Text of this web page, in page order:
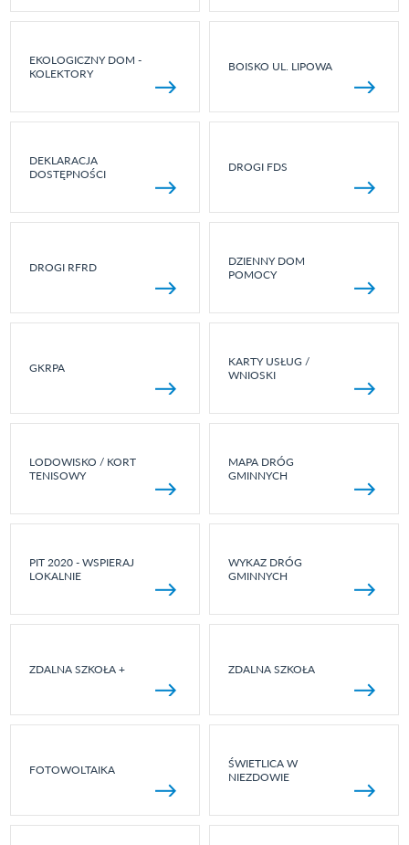
EKOLOGICZNY DOM -
KOLEKTORY
BOISKO UL. LIPOWA
DEKLARACJA
DOSTĘPNOŚCI
DROGI FDS
DROGI RFRD
DZIENNY DOM
POMOCY
GKRPA
KARTY USŁUG /
WNIOSKI
LODOWISKO / KORT
TENISOWY
MAPA DRÓG
GMINNYCH
PIT 2020 - WSPIERAJ
LOKALNIE
WYKAZ DRÓG
GMINNYCH
ZDALNA SZKOŁA + ZDALNA SZKOŁA
FOTOWOLTAIKA
ŚWIETLICA W
NIEZDOWIE